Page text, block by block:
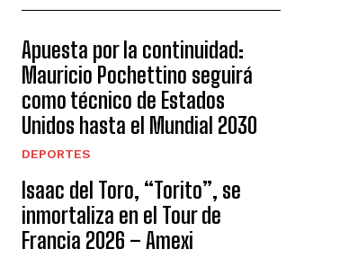
Apuesta por la continuidad:
Mauricio Pochettino seguirá
como técnico de Estados
Unidos hasta el Mundial 2030
DEPORTES
Isaac del Toro, “Torito”, se
inmortaliza en el Tour de
Francia 2026 – Amexi